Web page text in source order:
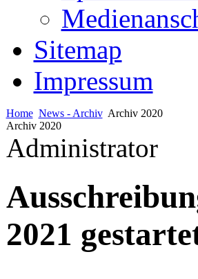
Sitemap
Impressum
Home News - Archiv Archiv 2020
Archiv 2020
Administrator
2021